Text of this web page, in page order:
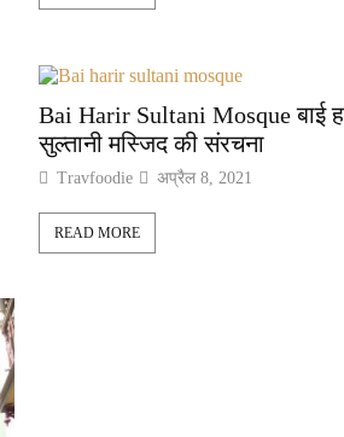
Bai Harir Sultani Mosque बाई
सुल्तानी मस्जिद की संरचना
Travfoodie अप्रैल 8, 2021
READ MORE